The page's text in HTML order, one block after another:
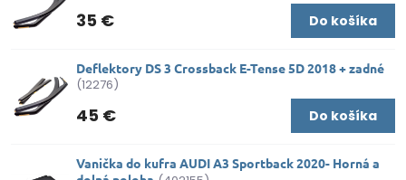
35 € Do košíka
Deflektory DS 3 Crossback E-Tense 5D 2018 + zadné
(12276)
45 € Do košíka
Vanička do kufra AUDI A3 Sportback 2020- Horná a